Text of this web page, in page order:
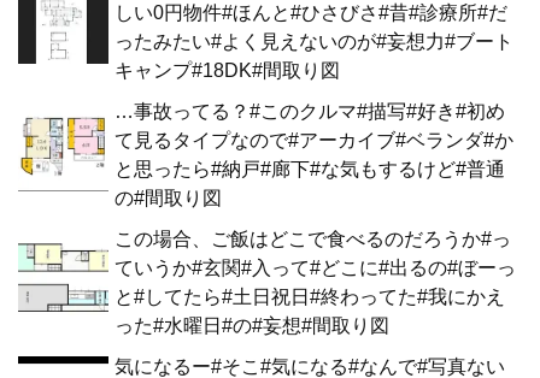
しい0円物件#ほんと#ひさびさ#昔#診療所#だ
ったみたい#よく見えないのが#妄想力#ブート
キャンプ#18DK#間取り図
…事故ってる？#このクルマ#描写#好き#初め
て見るタイプなので#アーカイブ#ベランダ#か
と思ったら#納戸#廊下#な気もするけど#普通
の#間取り図
この場合、ご飯はどこで食べるのだろうか#っ
ていうか#玄関#入って#どこに#出るの#ぼーっ
と#してたら#土日祝日#終わってた#我にかえ
った#水曜日#の#妄想#間取り図
気になるー#そこ#気になる#なんで#写真ない